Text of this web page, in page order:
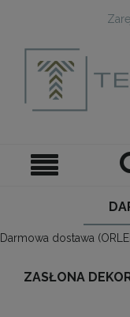
Darmowa dostawa
ZASŁONA